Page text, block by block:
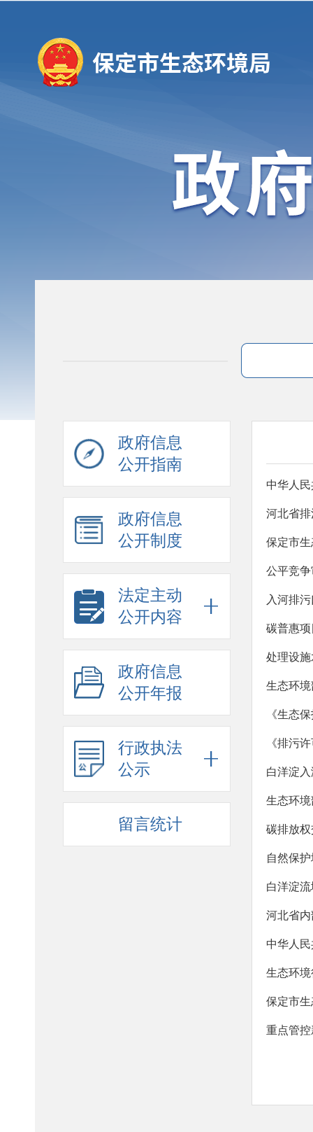
政府信息
公开指南
政府信息
公开制度
法定主动
公开内容
政府信息
公开年报
行政执法
公示
留言统计
中华人
河北省
保定市
公平竞
入河排
碳普惠
处理设
生态环
《生态
《排污
白洋淀
碳排放
自然保
白洋淀
河北省
中华人
生态环
重点管